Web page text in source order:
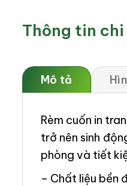
Thông tin
Mô tả
Rèm cuốn in
trở nên sinh
phòng và tiết
– Chất liệu bền